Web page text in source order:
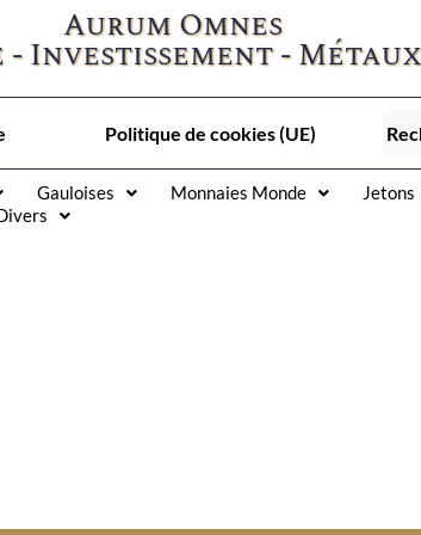
Aurum Omnes
- Investissement -
Politique de cookies (UE)
Gauloises Monnaies Monde
Jetons